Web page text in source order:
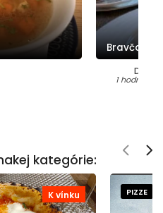
Bravčový
Dobré
1 hodnotení
kategórie:
K vínku PIZZE